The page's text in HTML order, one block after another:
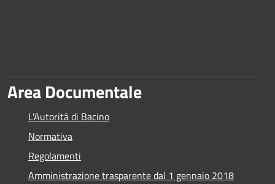
Area Documentale
L'Autorità di Bacino
Normativa
Regolamenti
Amministrazione trasparente dal 1 gennaio 2018